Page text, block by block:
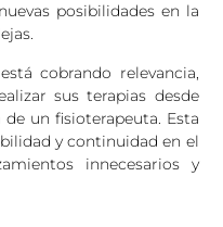
posibilidades en la
cobrando relevancia,
sus terapias desde
un fisioterapeuta. Esta
y continuidad en el
innecesarios y